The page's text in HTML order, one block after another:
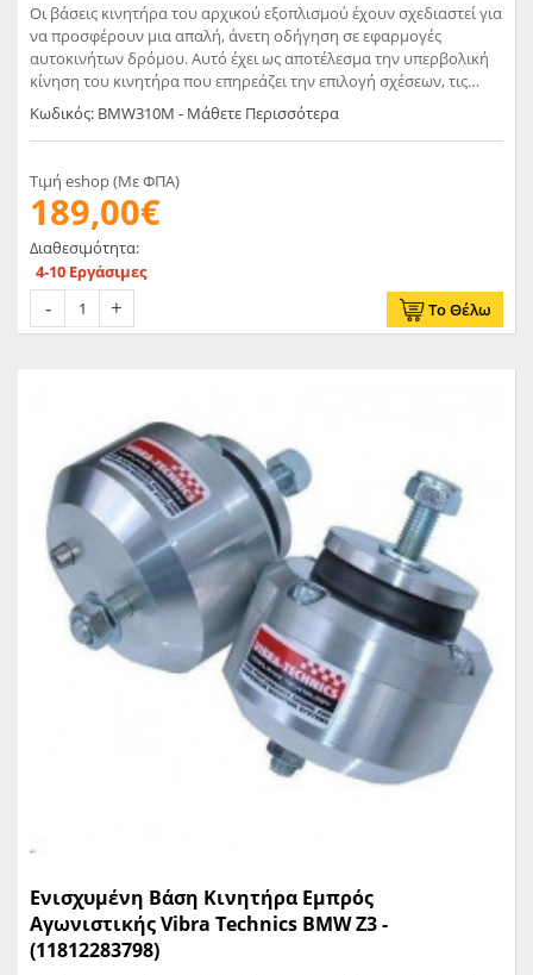
Οι βάσεις κινητήρα του αρχικού εξοπλισμού έχουν σχεδιαστεί για
να προσφέρουν μια απαλή, άνετη οδήγηση σε εφαρμογές
αυτοκινήτων δρόμου. Αυτό έχει ως αποτέλεσμα την υπερβολική
κίνηση του κινητήρα που επηρεάζει την επιλογή σχέσεων, τις
στροφές και το φρενάρισμα όταν το αυτοκίνητο οδηγείται στην
πίστα. Η Vibra-Technics δημιούργησε αυτό το στήριγμα για να
δώσει τη «σπορ» αίσθηση πίσω στα M3 και 320si. Είναι ιδανικό για
αυτοκίνητα πίστας ή για οδηγούς που θέλουν μια αίσθηση
αγωνιστικού αυτοκινήτου στο αυτοκίνητό τους δρόμου. Η βάση
του κινητήρα έχει ένα κατεργασμένο περίβλημα και έναν
ελαστικό μονωτή στον πυρήνα του. Είναι εντελώς ασφαλές για
αποτυχία. Η τιμή αφορά μία μόνο βάση. Για ένα σετ αυτοκινήτου
απαιτούνται δύο βάσεις.
Κωδικός: BMW310M - Μάθετε Περισσότερα
Τιμή eshop (Με ΦΠΑ)
189,00€
Διαθεσιμότητα:
4-10 Εργάσιμες
Το Θέλω
Ενισχυμένη Βάση Κινητήρα Εμπρός
Αγωνιστικής Vibra Technics BMW Z3 -
(11812283798)